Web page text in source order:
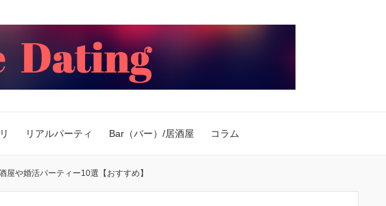
リアルパーティ Bar（バー）/居酒屋 コラム
屋や婚活パーティー10選【おすすめ】